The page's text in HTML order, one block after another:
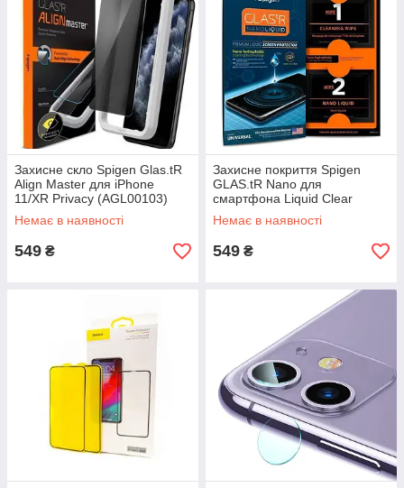
Захисне скло Spigen Glas.tR
Align Master для iPhone
11/XR Privacy (AGL00103)
Немає в наявності
549 ₴
Захисне покриття Spigen
GLAS.tR Nano для
смартфона Liquid Clear
(000GL21813)
Немає в наявності
549 ₴